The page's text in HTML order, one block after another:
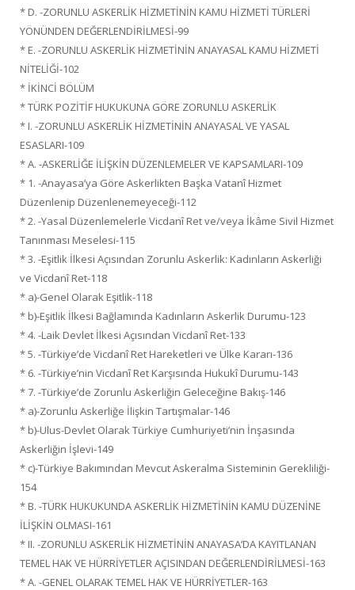
* D. -ZORUNLU ASKERLİK HİZMETİNİN KAMU HİZMETİ TÜRLERİ
YÖNÜNDEN DEĞERLENDİRİLMESİ-99
* E. -ZORUNLU ASKERLİK HİZMETİNİN ANAYASAL KAMU HİZMETİ
NİTELİĞİ-102
* İKİNCİ BÖLÜM
* TÜRK POZİTİF HUKUKUNA GÖRE ZORUNLU ASKERLİK
* I. -ZORUNLU ASKERLİK HİZMETİNİN ANAYASAL VE YASAL
ESASLARI-109
* A. -ASKERLİĞE İLİŞKİN DÜZENLEMELER VE KAPSAMLARI-109
* 1. -Anayasa’ya Göre Askerlikten Başka Vatanî Hizmet
Düzenlenip Düzenlenemeyeceği-112
* 2. -Yasal Düzenlemelerle Vicdanî Ret ve/veya İkâme Sivil Hizmet
Tanınması Meselesi-115
* 3. -Eşitlik İlkesi Açısından Zorunlu Askerlik: Kadınların Askerliği
ve Vicdanî Ret-118
* a)-Genel Olarak Eşitlik-118
* b)-Eşitlik İlkesi Bağlamında Kadınların Askerlik Durumu-123
* 4. -Laik Devlet İlkesi Açısından Vicdanî Ret-133
* 5. -Türkiye’de Vicdanî Ret Hareketleri ve Ülke Kararı-136
* 6. -Türkiye’nin Vicdanî Ret Karşısında Hukukî Durumu-143
* 7. -Türkiye’de Zorunlu Askerliğin Geleceğine Bakış-146
* a)-Zorunlu Askerliğe İlişkin Tartışmalar-146
* b)-Ulus-Devlet Olarak Türkiye Cumhuriyeti’nin İnşasında
Askerliğin İşlevi-149
* c)-Türkiye Bakımından Mevcut Askeralma Sisteminin Gerekliliği-
154
* B. -TÜRK HUKUKUNDA ASKERLİK HİZMETİNİN KAMU DÜZENİNE
İLİŞKİN OLMASI-161
* II. -ZORUNLU ASKERLİK HİZMETİNİN ANAYASA’DA KAYITLANAN
TEMEL HAK VE HÜRRİYETLER AÇISINDAN DEĞERLENDİRİLMESİ-163
* A. -GENEL OLARAK TEMEL HAK VE HÜRRİYETLER-163